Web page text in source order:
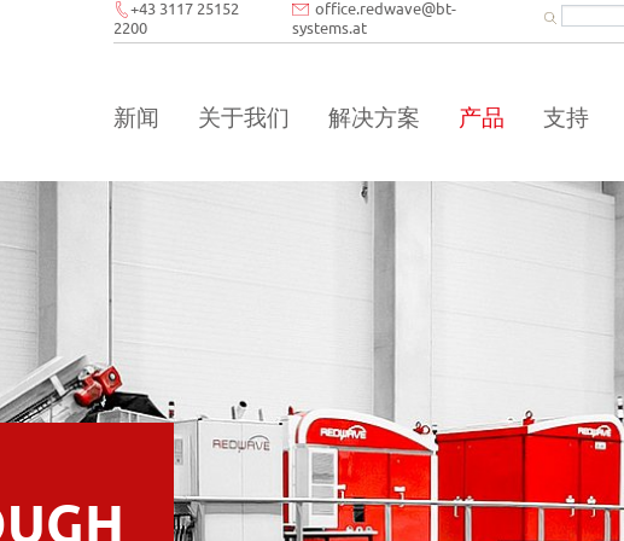
+43 3117 25152
2200
office.redwave@bt-
systems.at
Website
新闻 关于我们 解决方案 产品 支持